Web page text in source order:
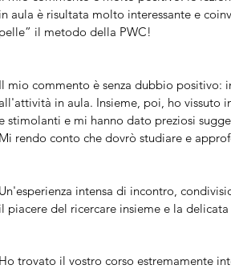
in aula è risultata molto interessante e
pelle” il metodo della PWC!
Il mio commento è senza dubbio positivo:
all'attività in aula. Insieme, poi, ho vissuto
stimolanti e mi hanno dato preziosi
Mi rendo conto che dovrò studiare e
Un'esperienza intensa di incontro,
il piacere del ricercare insieme e la
Ho trovato il vostro corso estremamente